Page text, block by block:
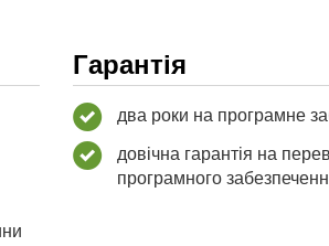
Гарантія
два роки на програмне
довічна гарантія на
програмного